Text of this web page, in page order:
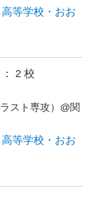
等学校・おお
： 2 校
スト専攻）@関
等学校・おお